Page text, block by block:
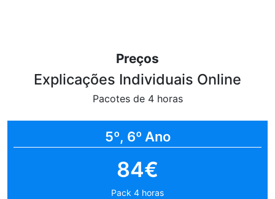
Preços
Explicações Individuais Online
Pacotes de 4 horas
5º, 6º Ano
84€
Pack 4 horas